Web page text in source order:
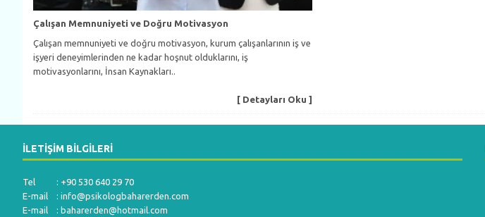
Çalışan Memnuniyeti ve Doğru Motivasyon
Çalışan memnuniyeti ve doğru motivasyon, kurum çalışanlarının iş ve
işyeri deneyimlerinden ne kadar hoşnut olduklarını, iş
motivasyonlarını, İnsan Kaynakları..
[ Detayları Oku ]
İLETIŞIM BILGILERI
Tel : +90 530 640 29 70
E-mail : info@psikologbaharerden.com
E-mail : baharerden@hotmail.com